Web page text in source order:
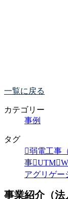
一覧に戻る
カテゴリー
事例
タグ
弱電工事
事 UTM
アグリゲー
事業紹介（法